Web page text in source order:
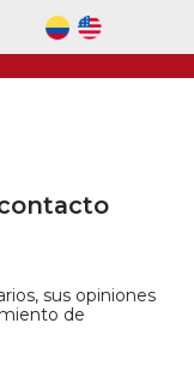
sus opiniones
de